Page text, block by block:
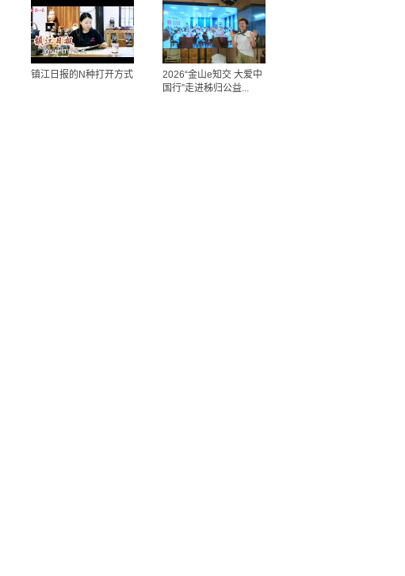
镇江日报的N种打开方式
2026“金山e知交 大爱中
国行”走进秭归公益...